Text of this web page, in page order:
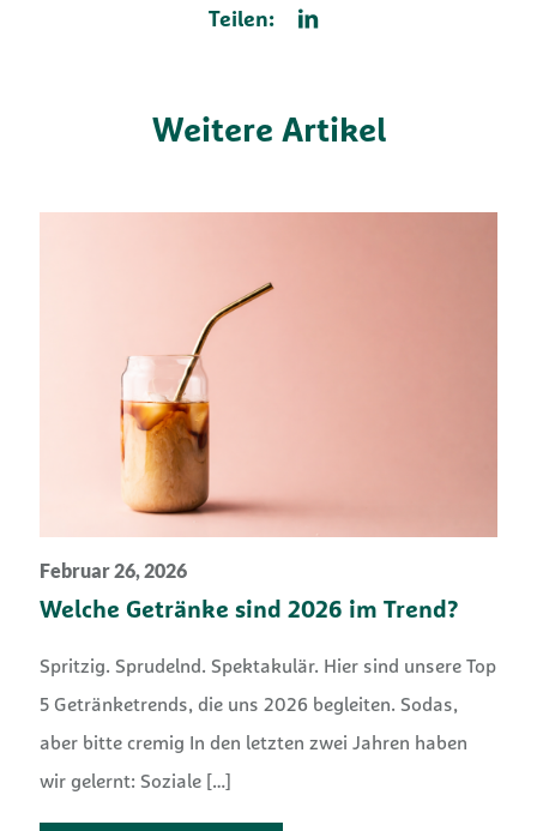
Teilen:
Weitere Artikel
Februar 26, 2026
Welche Getränke sind 2026 im Trend?
Spritzig. Sprudelnd. Spektakulär. Hier sind unsere Top
5 Getränketrends, die uns 2026 begleiten. Sodas,
aber bitte cremig In den letzten zwei Jahren haben
wir gelernt: Soziale […]